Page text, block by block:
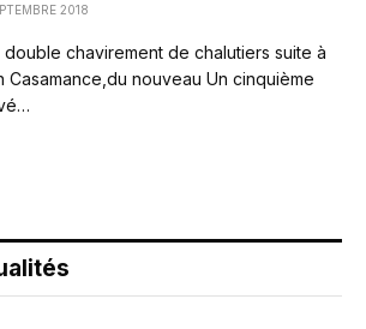
2018
chavirement de chalutiers suite à
Casamance,du nouveau Un cinquième